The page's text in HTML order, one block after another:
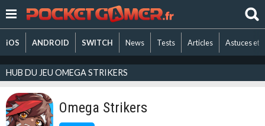
iOS ANDROID SWITCH News Tests Articles Astuces et
HUB DU JEU OMEGA STRIKERS
Omega Strikers